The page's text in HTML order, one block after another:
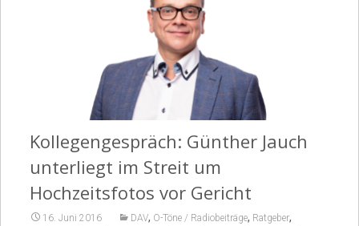
Kollegengespräch: Günther Jauch
unterliegt im Streit um
Hochzeitsfotos vor Gericht
16. Juni 2016 DAV, O-Töne / Radiobeiträge, Ratgeber,